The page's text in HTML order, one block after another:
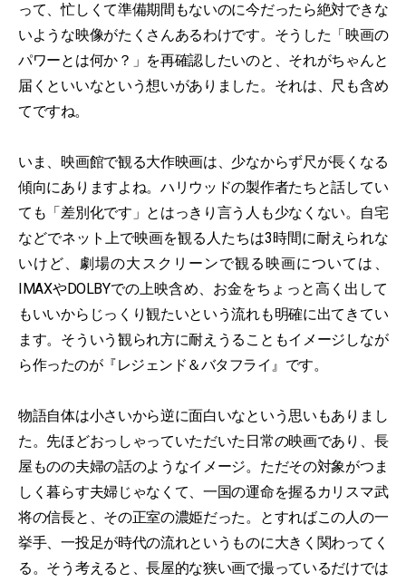
って、忙しくて準備期間もないのに今だったら絶対できな
いような映像がたくさんあるわけです。そうした「映画の
パワーとは何か？」を再確認したいのと、それがちゃんと
届くといいなという想いがありました。それは、尺も含め
てですね。
いま、映画館で観る大作映画は、少なからず尺が長くなる
傾向にありますよね。ハリウッドの製作者たちと話してい
ても「差別化です」とはっきり言う人も少なくない。自宅
などでネット上で映画を観る人たちは3時間に耐えられな
いけど、劇場の大スクリーンで観る映画については、
IMAXやDOLBYでの上映含め、お金をちょっと高く出して
もいいからじっくり観たいという流れも明確に出てきてい
ます。そういう観られ方に耐えうることもイメージしなが
ら作ったのが『レジェンド＆バタフライ』です。
物語自体は小さいから逆に面白いなという思いもありまし
た。先ほどおっしゃっていただいた日常の映画であり、長
屋ものの夫婦の話のようなイメージ。ただその対象がつま
しく暮らす夫婦じゃなくて、一国の運命を握るカリスマ武
将の信長と、その正室の濃姫だった。とすればこの人の一
挙手、一投足が時代の流れというものに大きく関わってく
る。そう考えると、長屋的な狭い画で撮っているだけでは